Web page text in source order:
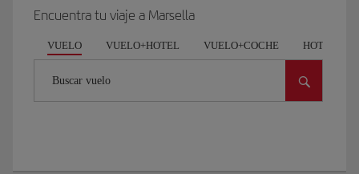
Encuentra tu viaje a Marsella
VUELO VUELO+HOTEL VUELO+COCHE HOTEL
Buscar vuelo